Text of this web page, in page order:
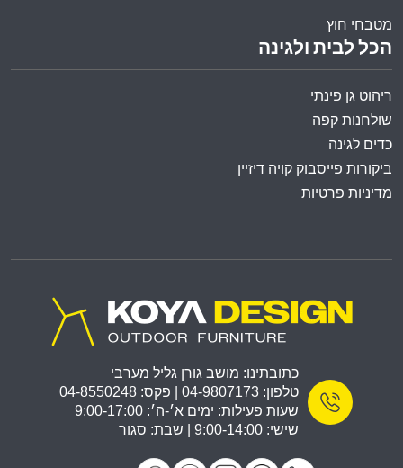
הכל לבית ולגינה
ריהוט גן פינתי
שולחנות קפה
כדים לגינה
ביקורות פייסבוק קויה דיזיין
מדיניות פרטיות
מטבחי חוץ
כתובתינו: מושב גורן גליל מערבי
טלפון: 04-9807173 | פקס: 04-8550248
שעות פעילות: ימים א׳-ה׳: 9:00-17:00
שישי: 9:00-14:00 | שבת: סגור